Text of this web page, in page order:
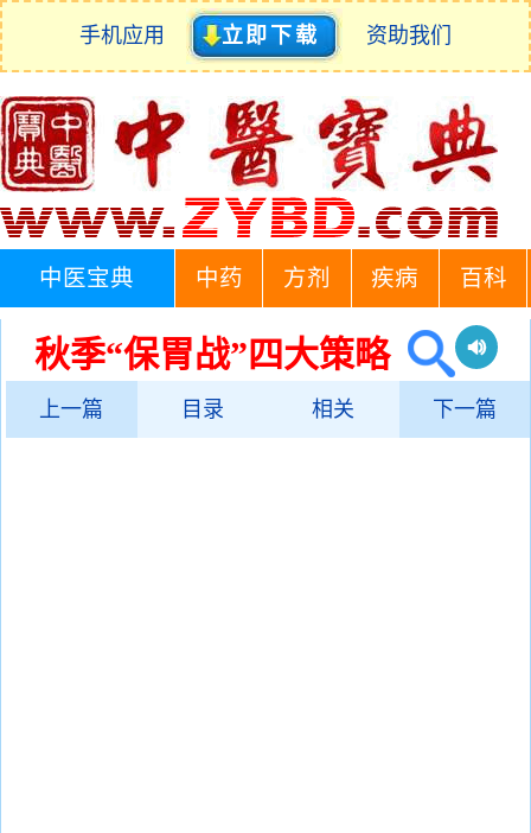
手机应用 立即下载 资助我们
中医宝典 中药 方剂 疾病 百科
秋季“保胃战”四大策略
上一篇 目录 相关 下一篇